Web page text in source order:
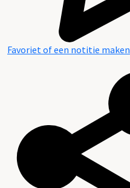
Favoriet of een notitie maken